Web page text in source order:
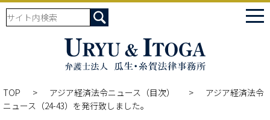
TOP アジア経済法令ニュース（目次）
アジア経済法令
ニュース（24-43）を発行致しました。